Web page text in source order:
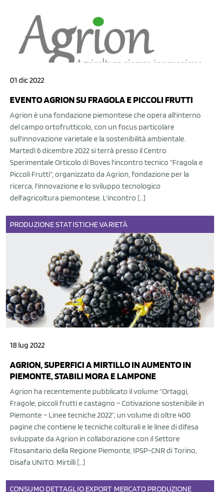
01 dic 2022
EVENTO AGRION SU FRAGOLA E PICCOLI FRUTTI
Agrion è una fondazione piemontese che opera all'interno
del campo ortofrutticolo, con un focus particolare
sull'innovazione varietale e la sostenibilità ambientale.
Martedì 6 dicembre 2022 si terrà presso il Centro
Sperimentale Orticolo di Boves l'incontro tecnico “Fragola e
Piccoli Frutti”, organizzato da Agrion, fondazione per la
ricerca, l'innovazione e lo sviluppo tecnologico
dell'agricoltura piemontese. L'incontro […]
PRODUZIONESTATISTICHEVARIETÀ
18 lug 2022
AGRION, SUPERFICI A MIRTILLO IN AUMENTO IN
PIEMONTE, STABILI MORA E LAMPONE
Agrion ha recentemente pubblicato il volume “Ortaggi,
Fragole, piccoli frutti e castagno – Cotivazione sostenibile in
Piemonte – Linee tecniche 2022”, un volume di oltre 400
pagine che contiene le tecniche colturali e le linee di difesa
sviluppate da Agrion in collaborazione con il Settore
Fitosanitario della Regione Piemonte, IPSP-CNR di Torino,
Disafa UNITO. Mirtilli […]
CONSUMO DETTAGLIO EXPORT MERCATO PRODUZIONE